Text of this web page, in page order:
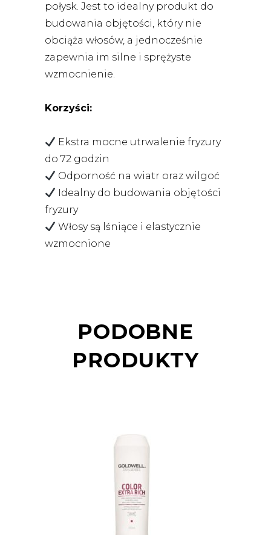
połysk. Jest to idealny produkt do
budowania objętości, który nie
obciąża włosów, a jednocześnie
zapewnia im silne i sprężyste
wzmocnienie.
Korzyści:
Ekstra mocne utrwalenie fryzury
do 72 godzin
Odporność na wiatr oraz wilgoć
Idealny do budowania objętości
fryzury
Włosy są lśniące i elastycznie
wzmocnione
PODOBNE
PRODUKTY